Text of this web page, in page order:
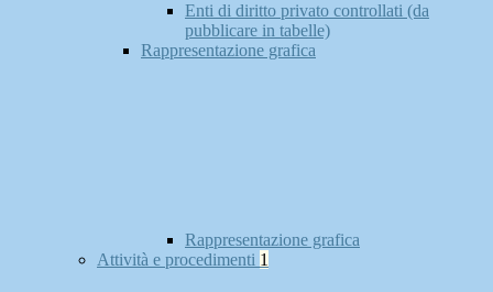
Enti di diritto privato controllati (da
pubblicare in tabelle)
Rappresentazione grafica
Rappresentazione grafica
Attività e procedimenti 1